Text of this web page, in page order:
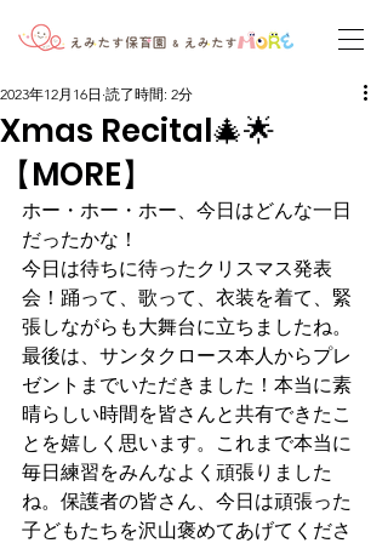
Xmas Recital🎄🌟
【MORE】
2023年12月16日 読了時間: 2分
ホー・ホー・ホー、今日はどんな一日
だったかな！
今日は待ちに待ったクリスマス発表
会！踊って、歌って、衣装を着て、緊
張しながらも大舞台に立ちましたね。
最後は、サンタクロース本人からプレ
ゼントまでいただきました！本当に素
晴らしい時間を皆さんと共有できたこ
とを嬉しく思います。これまで本当に
毎日練習をみんなよく頑張りました
ね。保護者の皆さん、今日は頑張った
子どもたちを沢山褒めてあげてくださ